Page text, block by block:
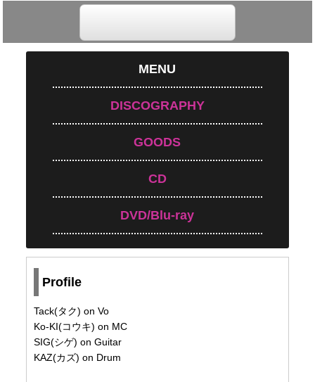
MENU
DISCOGRAPHY
GOODS
CD
DVD/Blu-ray
Profile
Tack(タク) on Vo
Ko-KI(コウキ) on MC
SIG(シゲ) on Guitar
KAZ(カズ) on Drum